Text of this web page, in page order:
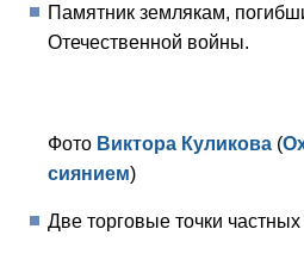
Памятник землякам,
Отечественной войны.
Фото Виктора Куликова (
сиянием)
Две торговые точки